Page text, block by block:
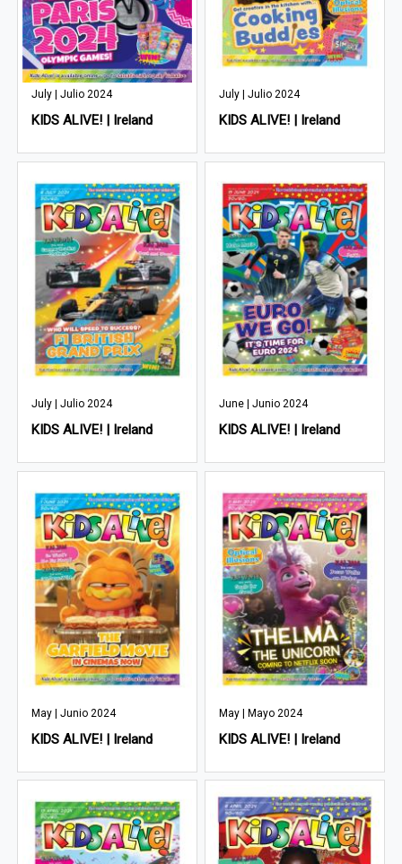
July | Julio 2024
KIDS ALIVE! | Ireland
July | Julio 2024
KIDS ALIVE! | Ireland
July | Julio 2024
KIDS ALIVE! | Ireland
June | Junio 2024
KIDS ALIVE! | Ireland
May | Junio 2024
KIDS ALIVE! | Ireland
May | Mayo 2024
KIDS ALIVE! | Ireland